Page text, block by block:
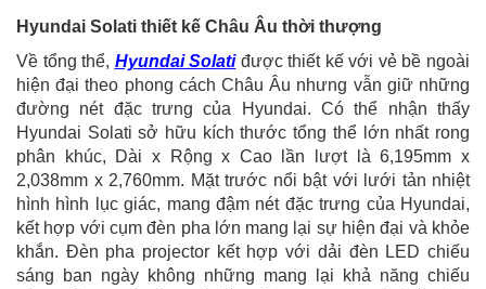
Hyundai Solati thiết kế Châu Âu thời thượng
Về tổng thể, Hyundai Solatiđược thiết kế với vẻ bề ngoài
hiện đại theo phong cách Châu Âu nhưng vẫn giữ những
đường nét đặc trưng của Hyundai. Có thể nhận thấy
Hyundai Solati sở hữu kích thước tổng thể lớn nhất rong
phân khúc, Dài x Rộng x Cao lần lượt là 6,195mm x
2,038mm x 2,760mm. Mặt trước nổi bật với lưới tản nhiệt
hình hình lục giác, mang đậm nét đặc trưng của Hyundai,
kết hợp với cụm đèn pha lớn mang lại sự hiện đại và khỏe
khắn. Đèn pha projector kết hợp với dải đèn LED chiếu
sáng ban ngày không những mang lại khả năng chiếu